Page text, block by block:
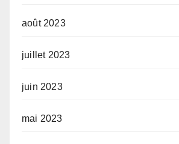
août 2023
juillet 2023
juin 2023
mai 2023